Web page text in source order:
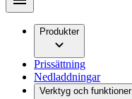
Produkter
Prissättning
Nedladdningar
Verktyg och funktioner